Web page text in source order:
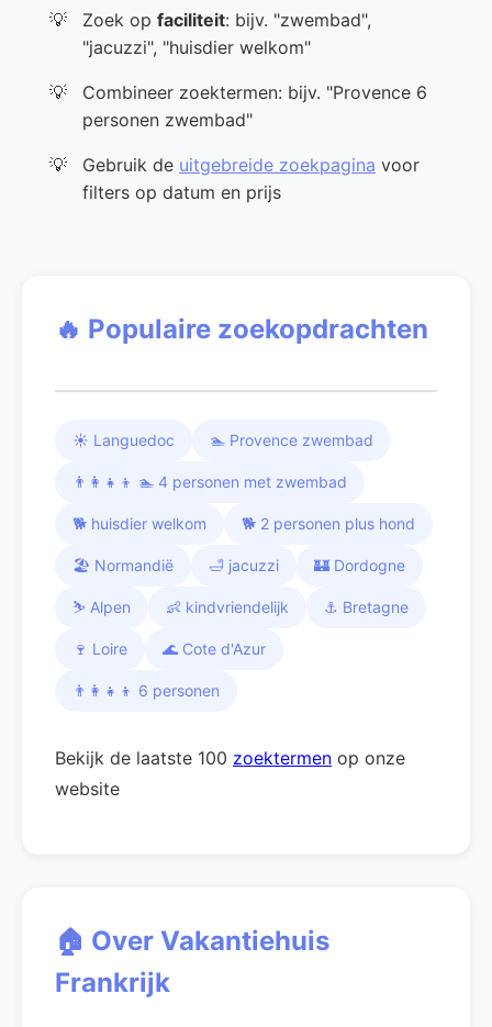
Zoek op faciliteit: bijv. "zwembad",
"jacuzzi", "huisdier welkom"
Combineer zoektermen: bijv. "Provence 6
personen zwembad"
Gebruik de uitgebreide zoekpagina voor
filters op datum en prijs
🔥 Populaire zoekopdrachten
☀️ Languedoc 🏊 Provence zwembad
👨‍👩‍👧‍👦 🏊 4 personen met zwembad
🐕 huisdier welkom 🐕 2 personen plus hond
🏖️ Normandië 🛁 jacuzzi 🏰 Dordogne
⛷️ Alpen 👶 kindvriendelijk ⚓ Bretagne
🍷 Loire 🌊 Cote d'Azur
👨‍👩‍👧‍👦 6 personen
Bekijk de laatste 100 zoektermen op onze
website
🏠 Over Vakantiehuis
Frankrijk